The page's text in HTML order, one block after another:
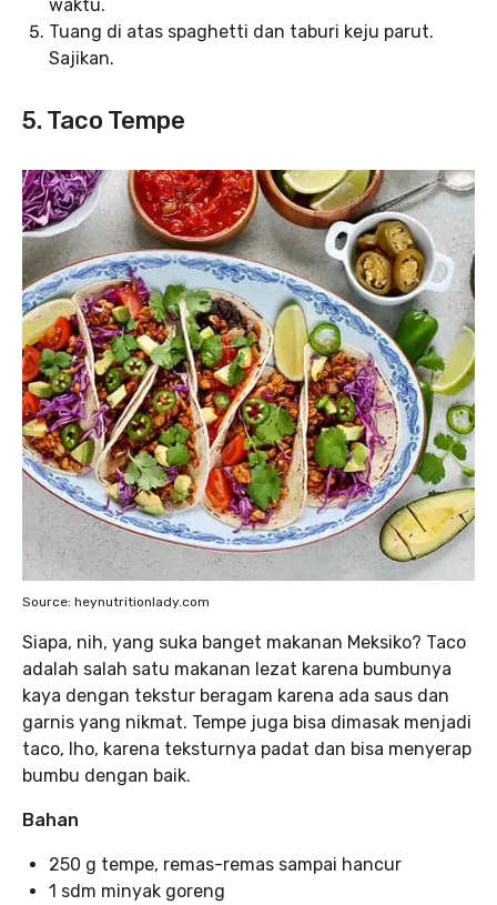
waktu.
Tuang di atas spaghetti dan taburi keju parut.
Sajikan.
5. Taco Tempe
Source: heynutritionlady.com
Siapa, nih, yang suka banget makanan Meksiko? Taco
adalah salah satu makanan lezat karena bumbunya
kaya dengan tekstur beragam karena ada saus dan
garnis yang nikmat. Tempe juga bisa dimasak menjadi
taco, lho, karena teksturnya padat dan bisa menyerap
bumbu dengan baik.
Bahan
250 g tempe, remas-remas sampai hancur
1 sdm minyak goreng